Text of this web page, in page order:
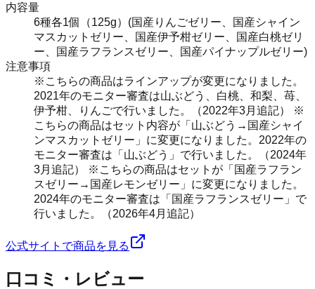
内容量
6種各1個（125g）(国産りんごゼリー、国産シャイン
マスカットゼリー、国産伊予柑ゼリー、国産白桃ゼリ
ー、国産ラフランスゼリー、国産パイナップルゼリー)
注意事項
※こちらの商品はラインアップが変更になりました。
2021年のモニター審査は山ぶどう、白桃、和梨、苺、
伊予柑、りんごで行いました。（2022年3月追記） ※
こちらの商品はセット内容が「山ぶどう→国産シャイ
ンマスカットゼリー」に変更になりました。2022年の
モニター審査は「山ぶどう」で行いました。（2024年
3月追記） ※こちらの商品はセットが「国産ラフラン
スゼリー→国産レモンゼリー」に変更になりました。
2024年のモニター審査は「国産ラフランスゼリー」で
行いました。（2026年4月追記）
公式サイトで商品を見る
口コミ・レビュー